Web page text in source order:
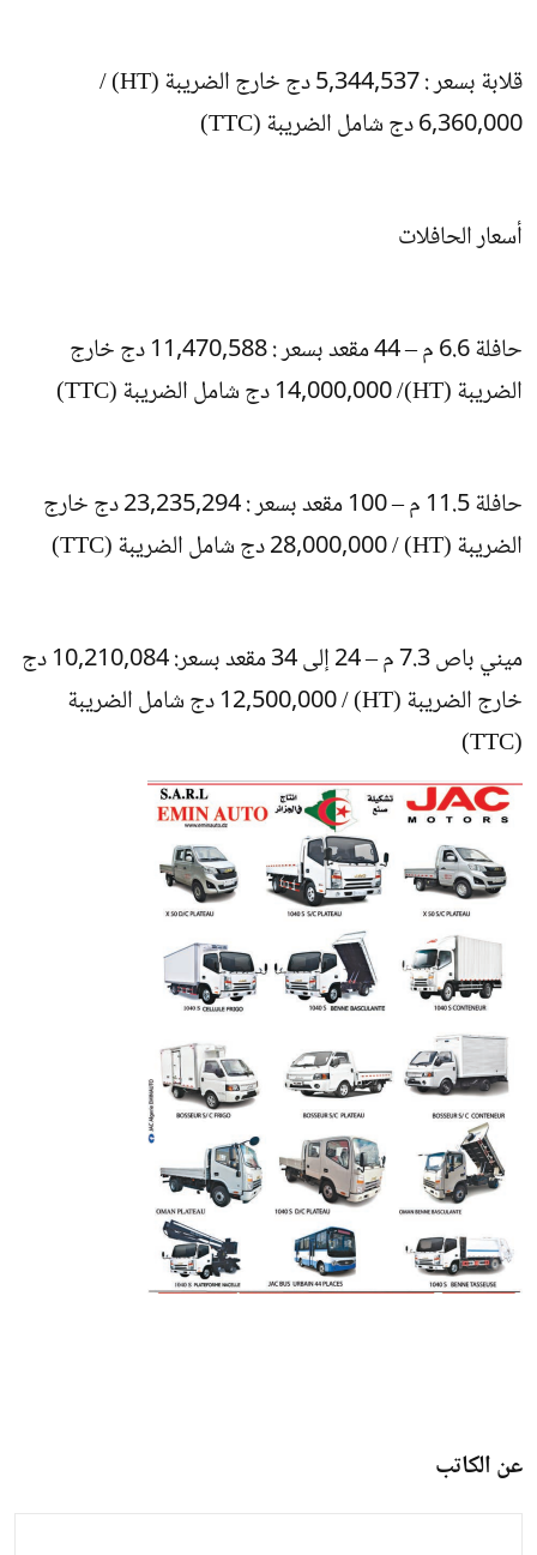
قلابة بسعر : 5,344,537 دج خارج الضريبة (HT) /
6,360,000 دج شامل الضريبة (TTC)
أسعار الحافلات
حافلة 6.6 م – 44 مقعد بسعر : 11,470,588 دج خارج
الضريبة (HT)/ 14,000,000 دج شامل الضريبة (TTC)
حافلة 11.5 م – 100 مقعد بسعر : 23,235,294 دج خارج
الضريبة (HT) / 28,000,000 دج شامل الضريبة (TTC)
ميني باص 7.3 م – 24 إلى 34 مقعد بسعر: 10,210,084 دج
خارج الضريبة (HT) / 12,500,000 دج شامل الضريبة
(TTC)
عن الكاتب